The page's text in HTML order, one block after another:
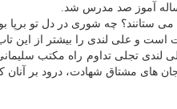
آموز صد مدرس شد.
ستانند؟ چه شوری در دل تو
است و علی لندی را بیشتر از این
تجلی تداوم راه مکتب
های مشتاق شهادت، درود بر آنان